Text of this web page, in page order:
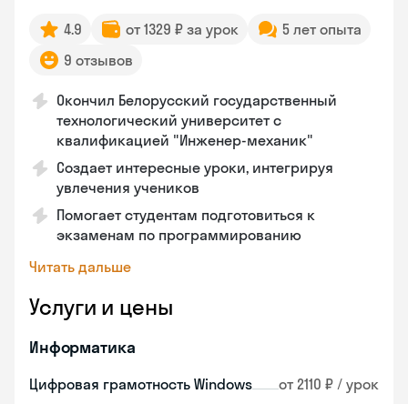
4.9 от 1329 ₽ за урок
5 лет опыта
9 отзывов
Окончил Белорусский государственный
технологический университет с
квалификацией "Инженер-механик"
Создает интересные уроки, интегрируя
увлечения учеников
Помогает студентам подготовиться к
экзаменам по программированию
Читать дальше
Услуги и цены
Информатика
Цифровая грамотность Windows от 2110 ₽ / урок